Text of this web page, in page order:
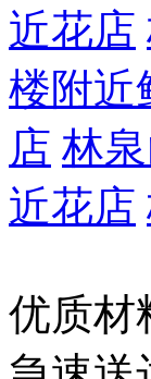
近花店
楼附近
店 林
近花店
优质材